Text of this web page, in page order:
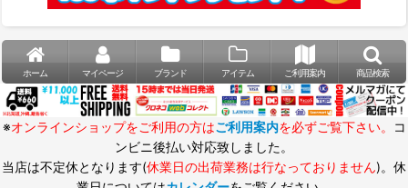
ホーム マイページ ブランド アイテム ご利用案内 商品検索
※オンラインショップをご利用の方はご利用案内を必ずご覧下さい。
コ
ンビニ後払い対応致しました。
当店は不定休となります(休業日の出荷業務は行なっておりません)。休